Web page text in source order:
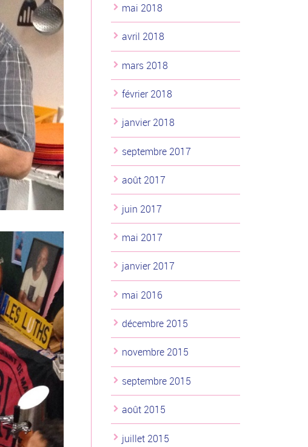
mai 2018
avril 2018
mars 2018
février 2018
janvier 2018
septembre 2017
août 2017
juin 2017
mai 2017
janvier 2017
mai 2016
décembre 2015
novembre 2015
septembre 2015
août 2015
juillet 2015